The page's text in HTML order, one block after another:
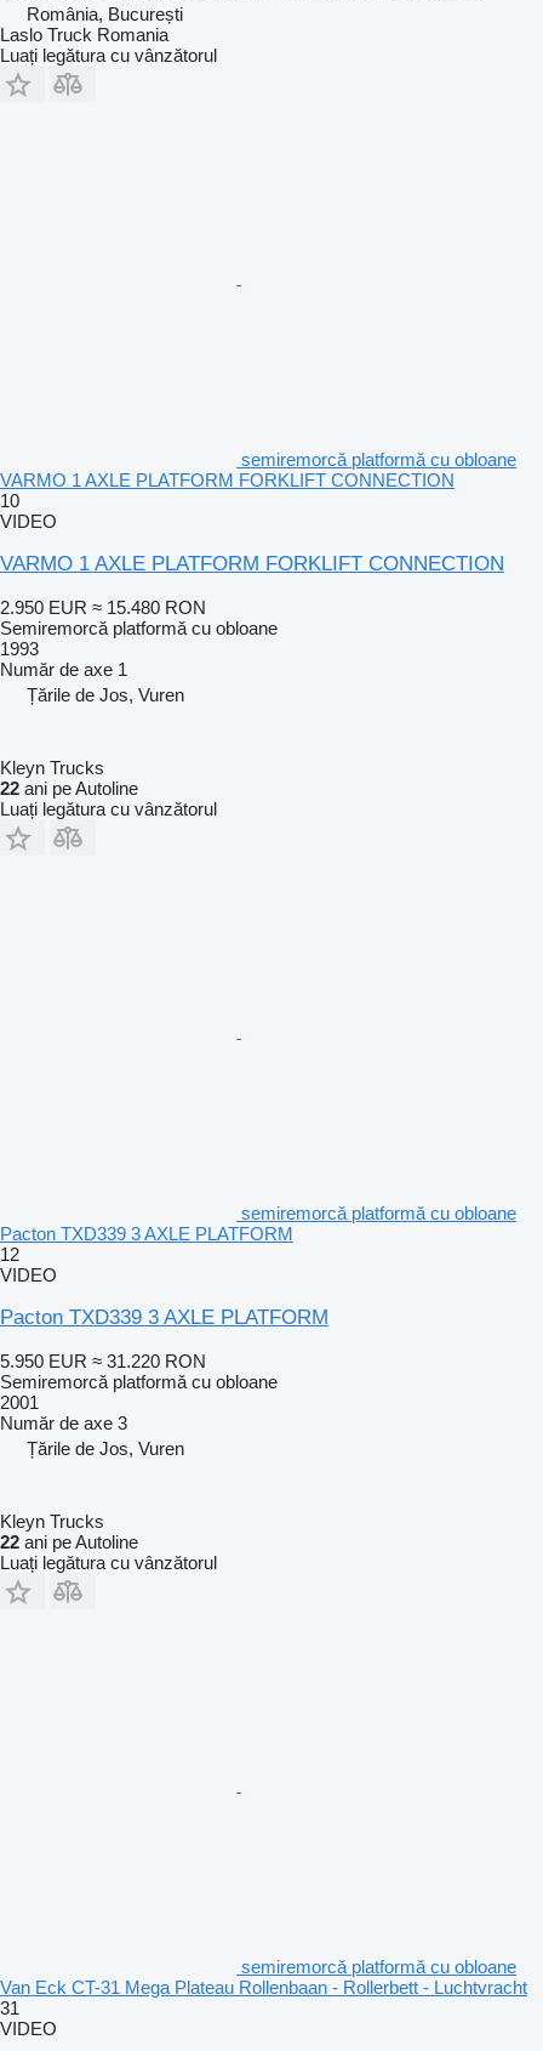
România, București
Laslo Truck Romania
Luați legătura cu vânzătorul
semiremorcă platformă cu obloane
VARMO 1 AXLE PLATFORM FORKLIFT CONNECTION
10
VIDEO
VARMO 1 AXLE PLATFORM FORKLIFT CONNECTION
2.950 EUR ≈ 15.480 RON
Semiremorcă platformă cu obloane
1993
Număr de axe 1
Țările de Jos, Vuren
Kleyn Trucks
22 ani pe Autoline
Luați legătura cu vânzătorul
semiremorcă platformă cu obloane
Pacton TXD339 3 AXLE PLATFORM
12
VIDEO
Pacton TXD339 3 AXLE PLATFORM
5.950 EUR ≈ 31.220 RON
Semiremorcă platformă cu obloane
2001
Număr de axe 3
Țările de Jos, Vuren
Kleyn Trucks
22 ani pe Autoline
Luați legătura cu vânzătorul
semiremorcă platformă cu obloane
Van Eck CT-31 Mega Plateau Rollenbaan - Rollerbett - Luchtvracht
31
VIDEO